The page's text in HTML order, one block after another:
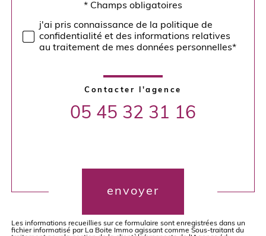
Validation* Champs obligatoires
j'ai pris connaissance de la politique de
confidentialité et des informations relatives
au traitement de mes données personnelles*
Contacter l'agence
05 45 32 31 16
envoyer
Les informations recueillies sur ce formulaire sont enregistrées dans un
fichier informatisé par La Boite Immo agissant comme Sous-traitant du